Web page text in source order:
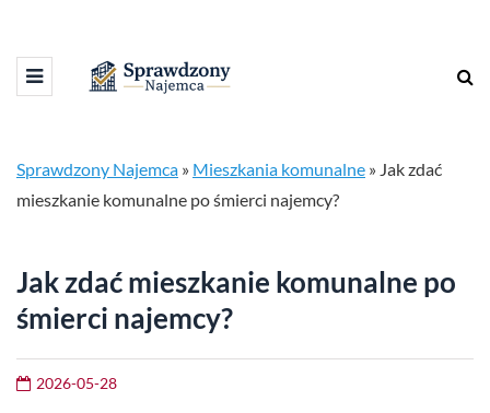
Sprawdzony Najemca » Mieszkania komunalne » Jak zdać
mieszkanie komunalne po śmierci najemcy?
Jak zdać mieszkanie komunalne po
śmierci najemcy?
2026-05-28